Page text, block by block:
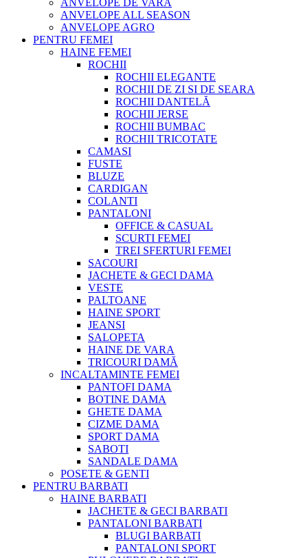
ANVELOPE DE VARA
ANVELOPE ALL SEASON
ANVELOPE AGRO
PENTRU FEMEI
HAINE FEMEI
ROCHII
ROCHII ELEGANTE
ROCHII DE ZI SI DE SEARA
ROCHII DANTELĂ
ROCHII JERSE
ROCHII BUMBAC
ROCHII TRICOTATE
CAMASI
FUSTE
BLUZE
CARDIGAN
COLANTI
PANTALONI
OFFICE & CASUAL
SCURTI FEMEI
TREI SFERTURI FEMEI
SACOURI
JACHETE & GECI DAMA
VESTE
PALTOANE
HAINE SPORT
JEANSI
SALOPETA
HAINE DE VARA
TRICOURI DAMĂ
INCALTAMINTE FEMEI
PANTOFI DAMA
BOTINE DAMA
GHETE DAMA
CIZME DAMA
SPORT DAMA
SABOTI
SANDALE DAMA
POSETE & GENTI
PENTRU BARBATI
HAINE BARBATI
JACHETE & GECI BARBATI
PANTALONI BARBATI
BLUGI BARBATI
PANTALONI SPORT